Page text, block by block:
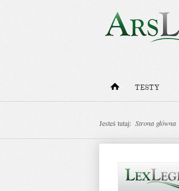
TESTY
Jesteś tutaj: Strona główna